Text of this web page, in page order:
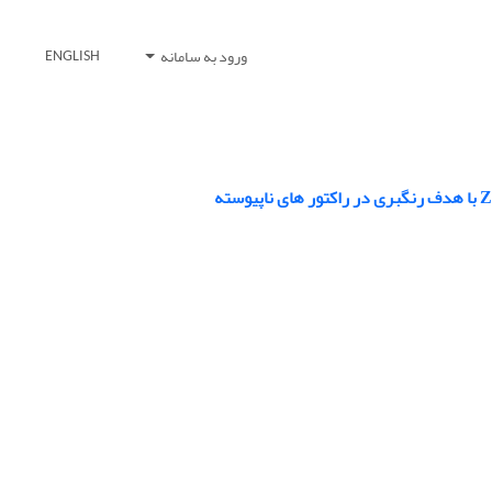
ورود به سامانه ENGLISH